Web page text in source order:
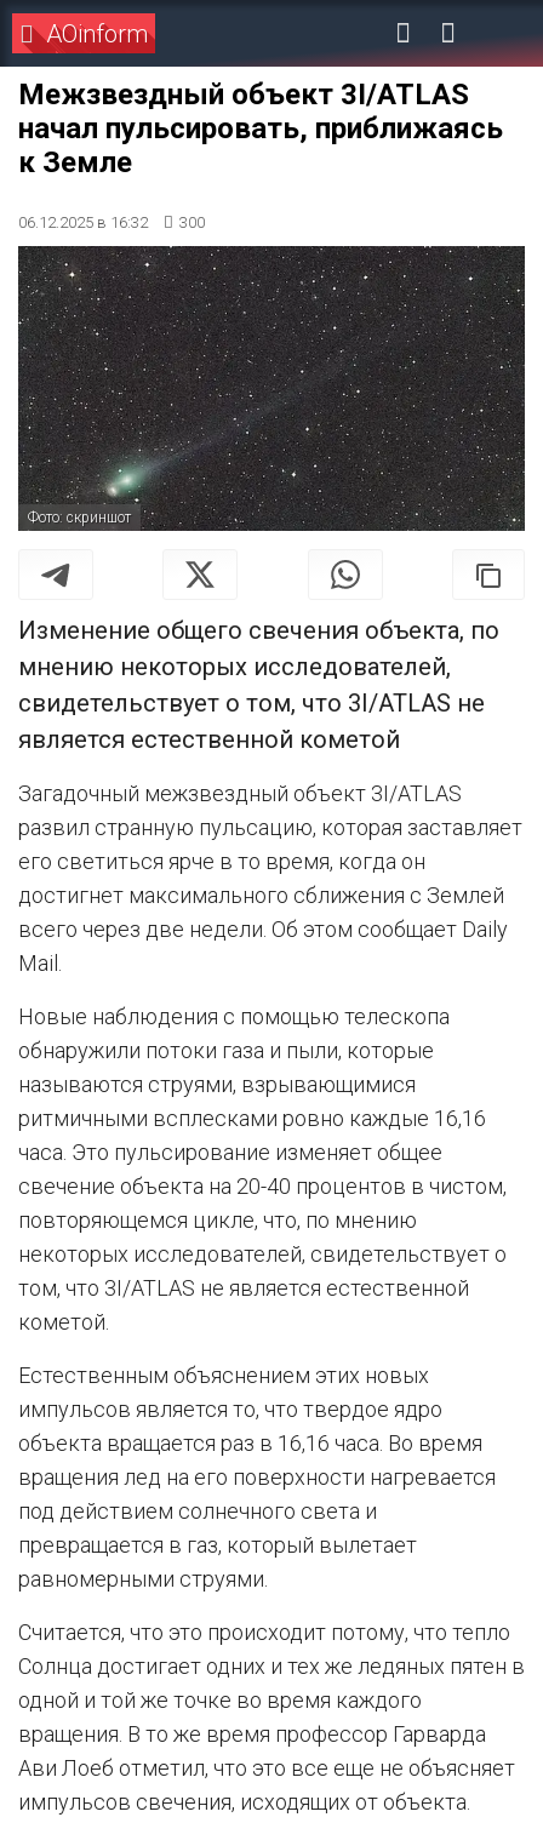
AOinform
Межзвездный объект 3I/ATLAS
начал пульсировать, приближаясь
к Земле
06.12.2025 в 16:32 300
Фото: скриншот
Изменение общего свечения объекта, по
мнению некоторых исследователей,
свидетельствует о том, что 3I/ATLAS не
является естественной кометой
Загадочный межзвездный объект 3I/ATLAS
развил странную пульсацию, которая заставляет
его светиться ярче в то время, когда он
достигнет максимального сближения с Землей
всего через две недели. Об этом сообщает Daily
Mail.
Новые наблюдения с помощью телескопа
обнаружили потоки газа и пыли, которые
называются струями, взрывающимися
ритмичными всплесками ровно каждые 16,16
часа. Это пульсирование изменяет общее
свечение объекта на 20-40 процентов в чистом,
повторяющемся цикле, что, по мнению
некоторых исследователей, свидетельствует о
том, что 3I/ATLAS не является естественной
кометой.
Естественным объяснением этих новых
импульсов является то, что твердое ядро
объекта вращается раз в 16,16 часа. Во время
вращения лед на его поверхности нагревается
под действием солнечного света и
превращается в газ, который вылетает
равномерными струями.
Считается, что это происходит потому, что тепло
Солнца достигает одних и тех же ледяных пятен в
одной и той же точке во время каждого
вращения. В то же время профессор Гарварда
Ави Лоеб отметил, что это все еще не объясняет
импульсов свечения, исходящих от объекта.